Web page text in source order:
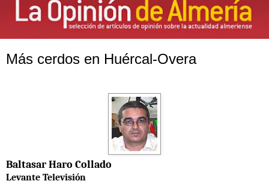
Más cerdos en Huércal-Overa
Baltasar Haro Collado
Levante Televisión